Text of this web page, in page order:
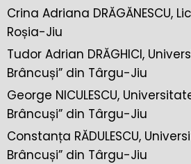
Crina Adriana DRĂGĂNESCU,
Roșia-Jiu
Tudor Adrian DRĂGHICI,
Brâncuși” din Târgu-Jiu
George NICULESCU,
Brâncuși” din Târgu-Jiu
Constanța RĂDULESCU,
Brâncuși” din Târgu-Jiu